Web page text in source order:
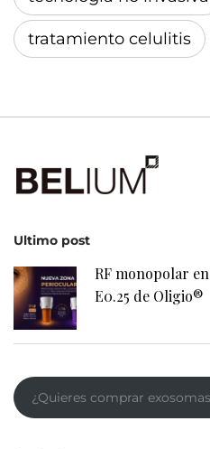
tratamiento celulitis
Ultimo post
RF monopolar
E0.25 de Oligio®
¿Quieres comprar